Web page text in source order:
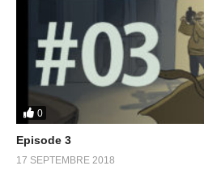
0
Episode 3
17 SEPTEMBRE 2018